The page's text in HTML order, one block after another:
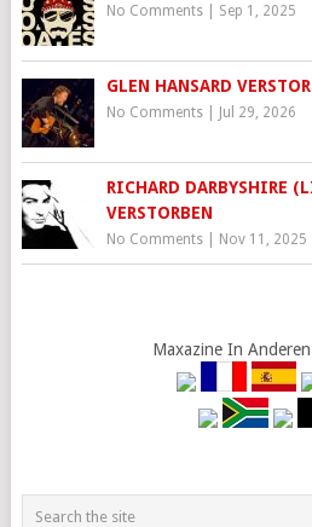
No Comments| Sep 1, 2025
GLEN HANSARD
No Comments| Jul 29, 2026
RICHARD DARBYSHIRE
VERSTORBEN
No Comments| Nov 11, 2025
Maxazine In